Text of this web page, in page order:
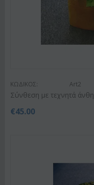
ΚΩΔΙΚΟΣ: Art2
Σύνθεση με τεχνητά άνθη
€45.00